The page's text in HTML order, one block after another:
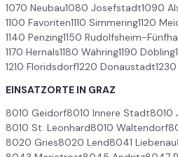
1070 Neubau1080 Josefstadt1090
1100 Favoriten1110 Simmering1120
1140 Penzing1150 Rudolfsheim-
1170 Hernals1180 Währing1190 Döbling
1210 Floridsdorf1220 Donaustadt
EINSATZORTE IN GRAZ
8010 Geidorf8010 Innere Stadt8010
8010 St. Leonhard8010 Waltendorf
8020 Gries8020 Lend8041 Liebenau